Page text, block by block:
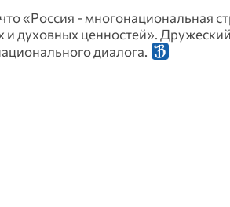
«Россия - многонациональная
и духовных ценностей».
диалога.